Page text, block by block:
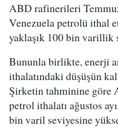
ABD rafinerileri
Venezuela petrolü ithal
yaklaşık 100 bin varillik
Bununla birlikte, enerji
ithalatındaki düşüşün
Şirketin tahminine göre
petrol ithalatı ağustos
bin varil seviyesine